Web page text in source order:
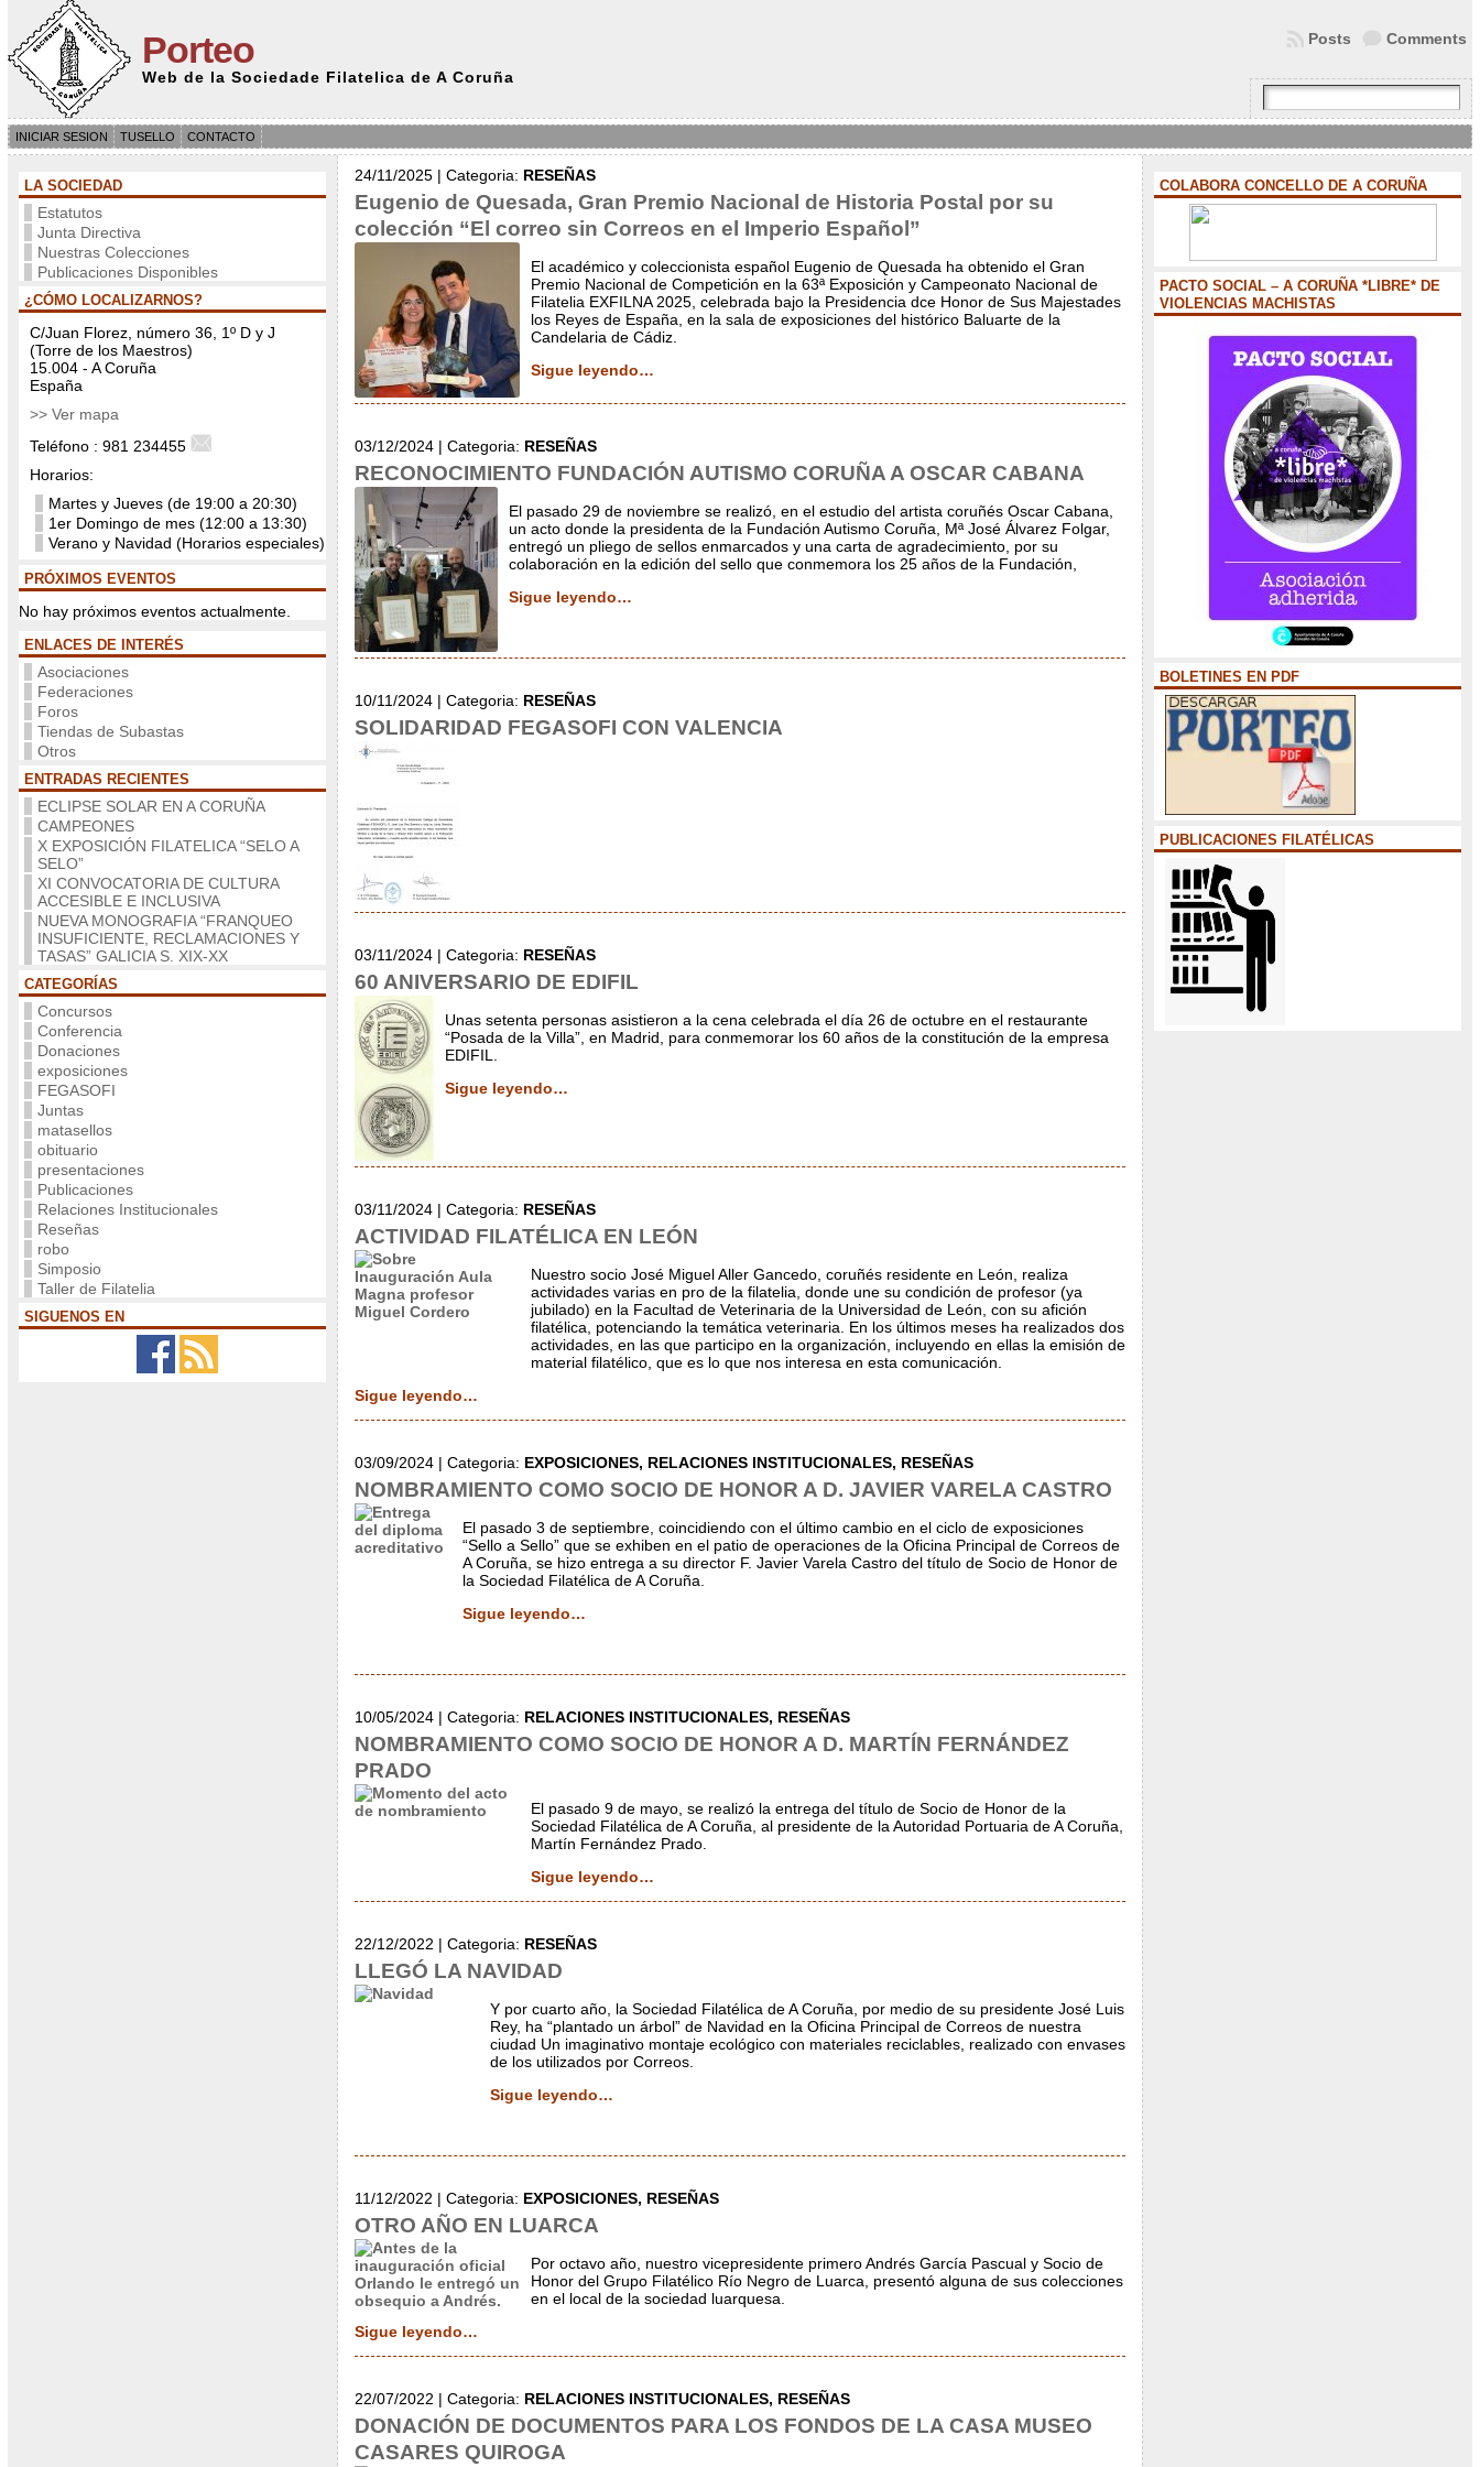
Porteo
Web de la Sociedade Filatelica de A Coruña
Comments
Posts
INICIAR SESION TUSELLO CONTACTO
LA SOCIEDAD
Estatutos
Junta Directiva
Nuestras Colecciones
Publicaciones Disponibles
¿CÓMO LOCALIZARNOS?
C/Juan Florez, número 36, 1º D y J
(Torre de los Maestros)
15.004 - A Coruña
España
>> Ver mapa
Teléfono : 981 234455
Horarios:
Martes y Jueves (de 19:00 a 20:30)
1er Domingo de mes (12:00 a 13:30)
Verano y Navidad (Horarios especiales)
PRÓXIMOS EVENTOS
No hay próximos eventos actualmente.
ENLACES DE INTERÉS
Asociaciones
Federaciones
Foros
Tiendas de Subastas
Otros
ENTRADAS RECIENTES
ECLIPSE SOLAR EN A CORUÑA
CAMPEONES
X EXPOSICIÓN FILATELICA “SELO A
SELO”
XI CONVOCATORIA DE CULTURA
ACCESIBLE E INCLUSIVA
NUEVA MONOGRAFIA “FRANQUEO
INSUFICIENTE, RECLAMACIONES Y
TASAS” GALICIA S. XIX-XX
CATEGORÍAS
Concursos
Conferencia
Donaciones
exposiciones
FEGASOFI
Juntas
matasellos
obituario
presentaciones
Publicaciones
Relaciones Institucionales
Reseñas
robo
Simposio
Taller de Filatelia
SIGUENOS EN
24/11/2025 | Categoria: RESEÑAS
Eugenio de Quesada, Gran Premio Nacional de Historia Postal por su
colección “El correo sin Correos en el Imperio Español”
El académico y coleccionista español Eugenio de Quesada ha obtenido el Gran
Premio Nacional de Competición en la 63ª Exposición y Campeonato Nacional de
Filatelia EXFILNA 2025, celebrada bajo la Presidencia dce Honor de Sus Majestades
los Reyes de España, en la sala de exposiciones del histórico Baluarte de la
Candelaria de Cádiz.
Sigue leyendo…
03/12/2024 | Categoria: RESEÑAS
RECONOCIMIENTO FUNDACIÓN AUTISMO CORUÑA A OSCAR CABANA
El pasado 29 de noviembre se realizó, en el estudio del artista coruñés Oscar Cabana,
un acto donde la presidenta de la Fundación Autismo Coruña, Mª José Álvarez Folgar,
entregó un pliego de sellos enmarcados y una carta de agradecimiento, por su
colaboración en la edición del sello que conmemora los 25 años de la Fundación,
Sigue leyendo…
10/11/2024 | Categoria: RESEÑAS
SOLIDARIDAD FEGASOFI CON VALENCIA
03/11/2024 | Categoria: RESEÑAS
60 ANIVERSARIO DE EDIFIL
Unas setenta personas asistieron a la cena celebrada el día 26 de octubre en el restaurante
“Posada de la Villa”, en Madrid, para conmemorar los 60 años de la constitución de la empresa
EDIFIL.
Sigue leyendo…
03/11/2024 | Categoria: RESEÑAS
ACTIVIDAD FILATÉLICA EN LEÓN
Nuestro socio José Miguel Aller Gancedo, coruñés residente en León, realiza
actividades varias en pro de la filatelia, donde une su condición de profesor (ya
jubilado) en la Facultad de Veterinaria de la Universidad de León, con su afición
filatélica, potenciando la temática veterinaria. En los últimos meses ha realizados dos
actividades, en las que participo en la organización, incluyendo en ellas la emisión de
material filatélico, que es lo que nos interesa en esta comunicación.
Sigue leyendo…
03/09/2024 | Categoria: EXPOSICIONES, RELACIONES INSTITUCIONALES, RESEÑAS
NOMBRAMIENTO COMO SOCIO DE HONOR A D. JAVIER VARELA CASTRO
El pasado 3 de septiembre, coincidiendo con el último cambio en el ciclo de exposiciones
“Sello a Sello” que se exhiben en el patio de operaciones de la Oficina Principal de Correos de
A Coruña, se hizo entrega a su director F. Javier Varela Castro del título de Socio de Honor de
la Sociedad Filatélica de A Coruña.
Sigue leyendo…
10/05/2024 | Categoria: RELACIONES INSTITUCIONALES, RESEÑAS
NOMBRAMIENTO COMO SOCIO DE HONOR A D. MARTÍN FERNÁNDEZ
PRADO
El pasado 9 de mayo, se realizó la entrega del título de Socio de Honor de la
Sociedad Filatélica de A Coruña, al presidente de la Autoridad Portuaria de A Coruña,
Martín Fernández Prado.
Sigue leyendo…
22/12/2022 | Categoria: RESEÑAS
LLEGÓ LA NAVIDAD
Y por cuarto año, la Sociedad Filatélica de A Coruña, por medio de su presidente José Luis
Rey, ha “plantado un árbol” de Navidad en la Oficina Principal de Correos de nuestra
ciudad Un imaginativo montaje ecológico con materiales reciclables, realizado con envases
de los utilizados por Correos.
Sigue leyendo…
11/12/2022 | Categoria: EXPOSICIONES, RESEÑAS
OTRO AÑO EN LUARCA
Por octavo año, nuestro vicepresidente primero Andrés García Pascual y Socio de
Honor del Grupo Filatélico Río Negro de Luarca, presentó alguna de sus colecciones
en el local de la sociedad luarquesa.
Sigue leyendo…
22/07/2022 | Categoria: RELACIONES INSTITUCIONALES, RESEÑAS
DONACIÓN DE DOCUMENTOS PARA LOS FONDOS DE LA CASA MUSEO
CASARES QUIROGA
COLABORA CONCELLO DE A CORUÑA
PACTO SOCIAL – A CORUÑA *LIBRE* DE
VIOLENCIAS MACHISTAS
BOLETINES EN PDF
PUBLICACIONES FILATÉLICAS